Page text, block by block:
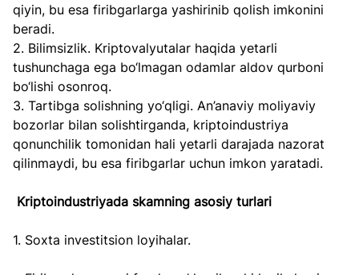
qiyin, bu esa firibgarlarga yashirinib qolish imkonini
beradi.
2. Bilimsizlik. Kriptovalyutalar haqida yetarli
tushunchaga ega bo‘lmagan odamlar aldov qurboni
bo‘lishi osonroq.
3. Tartibga solishning yo‘qligi. An’anaviy moliyaviy
bozorlar bilan solishtirganda, kriptoindustriya
qonunchilik tomonidan hali yetarli darajada nazorat
qilinmaydi, bu esa firibgarlar uchun imkon yaratadi.
Kriptoindustriyada skamning asosiy turlari
1. Soxta investitsion loyihalar.